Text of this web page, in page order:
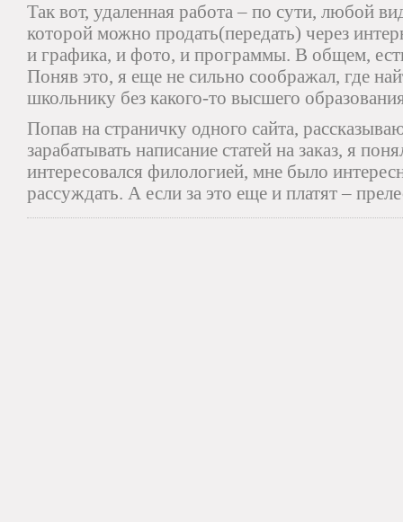
Так вот, удаленная работа – по сути, любой
которой можно продать(передать) через
и графика, и фото, и программы. В общем,
Поняв это, я еще не сильно соображал, где
школьнику без какого-то высшего
Попав на страничку одного сайта,
зарабатывать написание статей на заказ, я
интересовался филологией, мне было
рассуждать. А если за это еще и платят –